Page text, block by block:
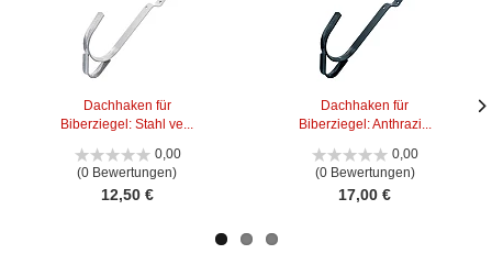
Dachhaken für
Biberziegel: Stahl ve...
0,00
(0 Bewertungen)
12,50 €
Dachhaken für
Biberziegel: Anthrazi...
0,00
(0 Bewertungen)
17,00 €